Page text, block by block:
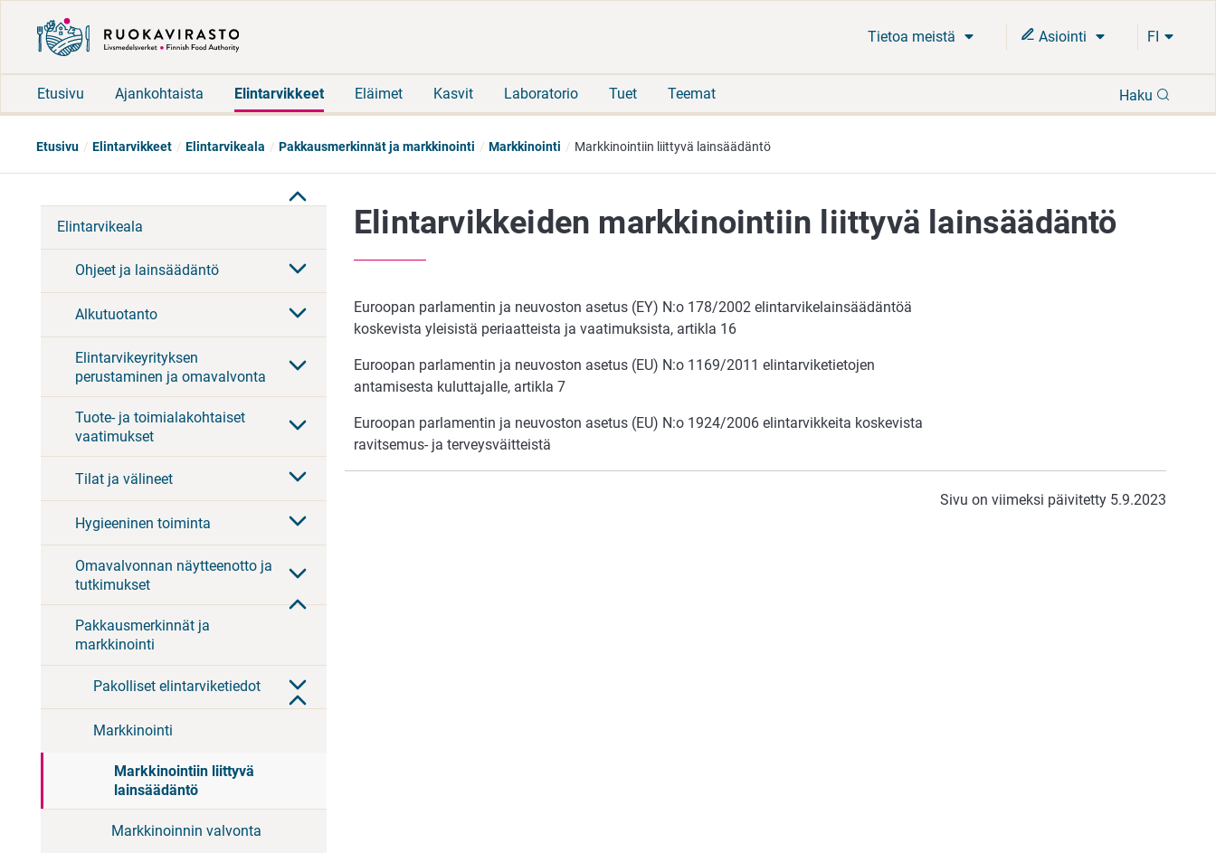
Tietoa meistä Asiointi FI
Etusivu Ajankohtaista Elintarvikkeet Eläimet Kasvit Laboratorio Tuet Teemat Haku
Etusivu Elintarvikkeet Elintarvikeala Pakkausmerkinnät ja markkinointi Markkinointi Markkinointiin liittyvä lainsäädäntö
Elintarvikeala
Ohjeet ja lainsäädäntö
Alkutuotanto
Elintarvikeyrityksen
perustaminen ja omavalvonta
Tuote- ja toimialakohtaiset
vaatimukset
Tilat ja välineet
Hygieeninen toiminta
Omavalvonnan näytteenotto ja
tutkimukset
Pakkausmerkinnät ja
markkinointi
Pakolliset elintarviketiedot
Markkinointi
Markkinointiin liittyvä
lainsäädäntö
Markkinoinnin valvonta
Elintarvikkeiden markkinointiin liittyvä lainsäädäntö
Euroopan parlamentin ja neuvoston asetus (EY) N:o 178/2002 elintarvikelainsäädäntöä
koskevista yleisistä periaatteista ja vaatimuksista, artikla 16
Euroopan parlamentin ja neuvoston asetus (EU) N:o 1169/2011 elintarviketietojen
antamisesta kuluttajalle, artikla 7
Euroopan parlamentin ja neuvoston asetus (EU) N:o 1924/2006 elintarvikkeita koskevista
ravitsemus- ja terveysväitteistä
Sivu on viimeksi päivitetty 5.9.2023